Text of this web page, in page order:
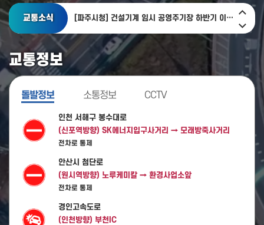
교통소식 [파주시청] 건설기계 임시 공영주기장 하반기 이용자 모집
[성남시청] 상습정체구간 개선계획 수립 착수
이전
메인
배너
다음
메인
배너
교통정보
돌발정보
인천 서해구 봉수대로
(신포역방향) SK에너지입구사거리 → 모래방죽사거리
전차로 통제
안산시 첨단로
(원시역방향) 노루케미칼 → 환경사업소앞
전차로 통제
경인고속도로
(인천방향) 부천IC
소통정보 CCTV